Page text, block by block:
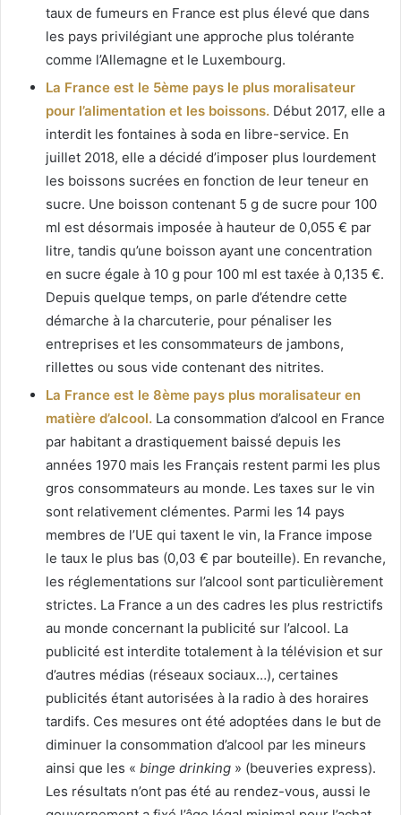
taux de fumeurs en France est plus élevé que dans
les pays privilégiant une approche plus tolérante
comme l’Allemagne et le Luxembourg.
La France est le 5ème pays le plus moralisateur
pour l’alimentation et les boissons. Début 2017, elle a
interdit les fontaines à soda en libre-service. En
juillet 2018, elle a décidé d’imposer plus lourdement
les boissons sucrées en fonction de leur teneur en
sucre. Une boisson contenant 5 g de sucre pour 100
ml est désormais imposée à hauteur de 0,055 € par
litre, tandis qu’une boisson ayant une concentration
en sucre égale à 10 g pour 100 ml est taxée à 0,135 €.
Depuis quelque temps, on parle d’étendre cette
démarche à la charcuterie, pour pénaliser les
entreprises et les consommateurs de jambons,
rillettes ou sous vide contenant des nitrites.
La France est le 8ème pays plus moralisateur en
matière d’alcool. La consommation d’alcool en France
par habitant a drastiquement baissé depuis les
années 1970 mais les Français restent parmi les plus
gros consommateurs au monde. Les taxes sur le vin
sont relativement clémentes. Parmi les 14 pays
membres de l’UE qui taxent le vin, la France impose
le taux le plus bas (0,03 € par bouteille). En revanche,
les réglementations sur l’alcool sont particulièrement
strictes. La France a un des cadres les plus restrictifs
au monde concernant la publicité sur l’alcool. La
publicité est interdite totalement à la télévision et sur
d’autres médias (réseaux sociaux…), certaines
publicités étant autorisées à la radio à des horaires
tardifs. Ces mesures ont été adoptées dans le but de
diminuer la consommation d’alcool par les mineurs
ainsi que les « binge drinking » (beuveries express).
Les résultats n’ont pas été au rendez-vous, aussi le